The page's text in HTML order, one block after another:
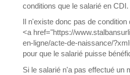
conditions que le salarié en CDI.
Il n'existe donc pas de condition
<a href="https://
en-ligne/acte-de-naissance/
pour que le salarié puisse
Si le salarié n'a pas effectué un